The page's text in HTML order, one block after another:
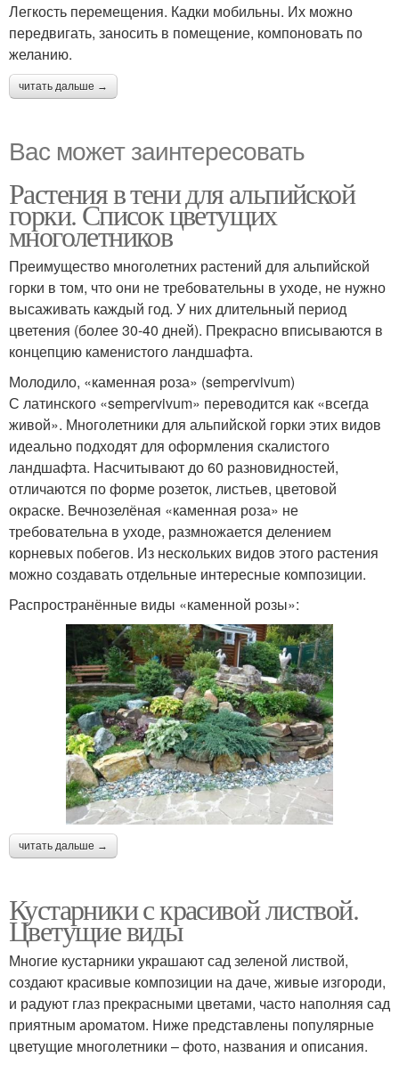
Легкость перемещения. Кадки мобильны. Их можно
передвигать, заносить в помещение, компоновать по
желанию.
читать дальше →
Вас может заинтересовать
Растения в тени для альпийской
горки. Список цветущих
многолетников
Преимущество многолетних растений для альпийской
горки в том, что они не требовательны в уходе, не нужно
высаживать каждый год. У них длительный период
цветения (более 30-40 дней). Прекрасно вписываются в
концепцию каменистого ландшафта.
Молодило, «каменная роза» (sempervivum)
С латинского «sempervivum» переводится как «всегда
живой». Многолетники для альпийской горки этих видов
идеально подходят для оформления скалистого
ландшафта. Насчитывают до 60 разновидностей,
отличаются по форме розеток, листьев, цветовой
окраске. Вечнозелёная «каменная роза» не
требовательна в уходе, размножается делением
корневых побегов. Из нескольких видов этого растения
можно создавать отдельные интересные композиции.
Распространённые виды «каменной розы»:
читать дальше →
Кустарники с красивой листвой.
Цветущие виды
Многие кустарники украшают сад зеленой листвой,
создают красивые композиции на даче, живые изгороди,
и радуют глаз прекрасными цветами, часто наполняя сад
приятным ароматом. Ниже представлены популярные
цветущие многолетники – фото, названия и описания.